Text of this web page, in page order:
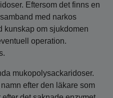
Eftersom det finns en
med narkos
kunskap om sjukdomen
operation.
mukopolysackaridoser.
efter den läkare som